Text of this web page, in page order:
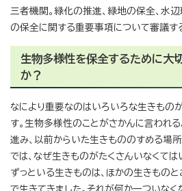
三者機関。緑化の推進、緑地の保全、水
の保全に関する重要事項について審議す
生物多様性を保全するために大
か？
なにより重要なのはいろいろな生きもの
す。生物多様性のことがさかんに言われ
進み、以前からいた生きもののすめる場所
では、なぜ生きものがたくさんいなくては
ずっといる生きものは、ほかの生きもの
で生きてきました。それが何か一ついなく